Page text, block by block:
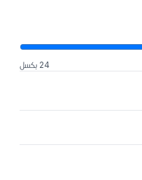
24 بكسل